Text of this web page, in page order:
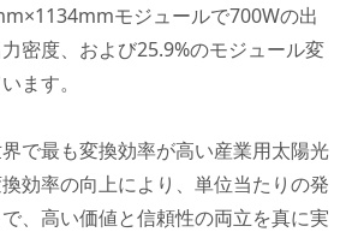
モジュールで700Wの出
密度、および25.9%のモジュール変
ます。
界で最も変換効率が高い産業用太陽光
効率の向上により、単位当たりの発
、高い価値と信頼性の両立を真に実